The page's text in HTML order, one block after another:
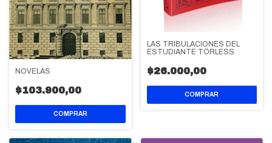
NOVELAS
$103.900,00
LAS TRIBULACIONES DEL
ESTUDIANTE TÖRLESS
$26.000,00